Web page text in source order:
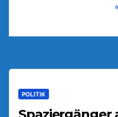
POLITIK